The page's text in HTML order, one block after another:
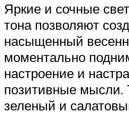
Яркие и сочные
тона позволяют
насыщенный
моментально
настроение и
позитивные мысли.
зеленый и